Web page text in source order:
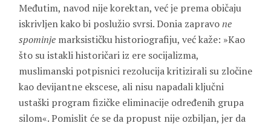
Međutim, navod nije korektan, već je prema običaju
iskrivljen kako bi poslužio svrsi. Donia zapravone
spominje marksističku historiografiju, već kaže: »Kao
što su istakli historičari iz ere socijalizma,
muslimanski potpisnici rezolucija kritizirali su zločine
kao devijantne ekscese, ali nisu napadali ključni
ustaški program fizičke eliminacije određenih grupa
silom«. Pomislit će se da propust nije ozbiljan, jer da